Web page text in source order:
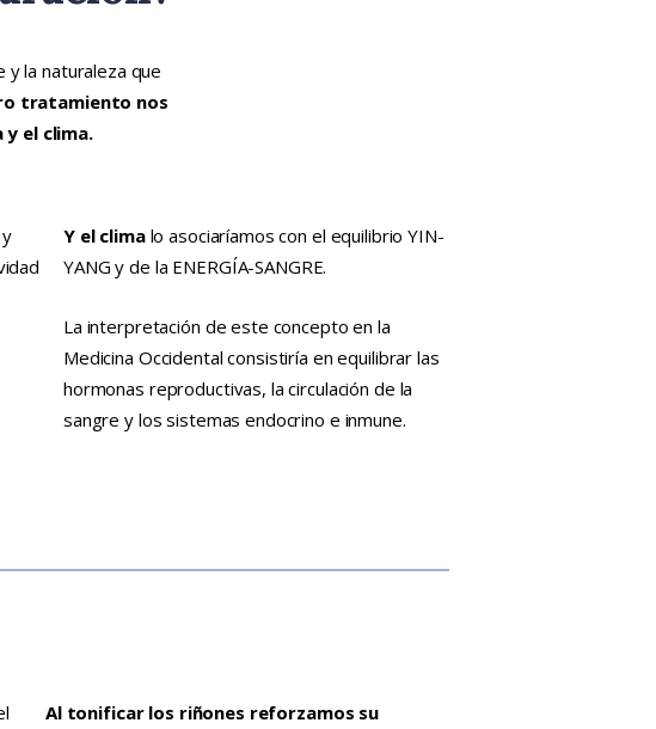
y la naturaleza que
tratamiento nos
el clima.
Y el climalo asociaríamos con el equilibrio YIN-
YANG y de la ENERGÍA-SANGRE.
La interpretación de este concepto en la
Medicina Occidental consistiría en equilibrar las
hormonas reproductivas, la circulación de la
sangre y los sistemas endocrino e inmune.
Al tonificar los riñones reforzamos su